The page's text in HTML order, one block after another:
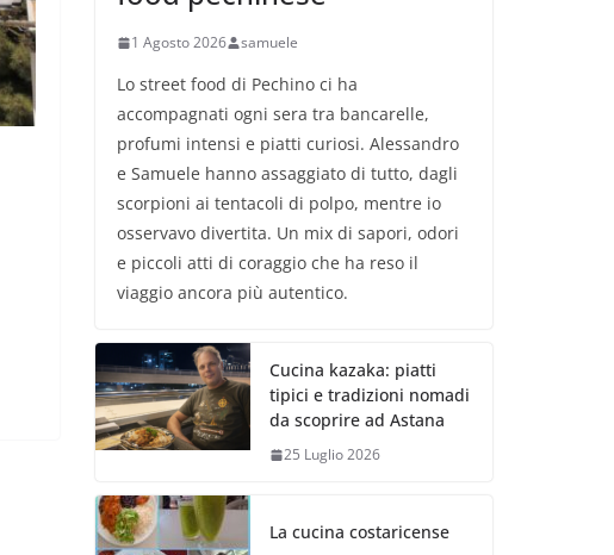
1 Agosto 2026 samuele
Lo street food di Pechino ci ha
accompagnati ogni sera tra bancarelle,
profumi intensi e piatti curiosi. Alessandro
e Samuele hanno assaggiato di tutto, dagli
scorpioni ai tentacoli di polpo, mentre io
osservavo divertita. Un mix di sapori, odori
e piccoli atti di coraggio che ha reso il
viaggio ancora più autentico.
Cucina kazaka: piatti
tipici e tradizioni nomadi
da scoprire ad Astana
25 Luglio 2026
La cucina costaricense